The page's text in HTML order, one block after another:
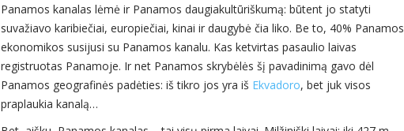
Panamos kanalas lėmė ir Panamos daugiakultūriškumą: būtent jo statyti
suvažiavo karibiečiai, europiečiai, kinai ir daugybė čia liko. Be to, 40% Panamos
ekonomikos susijusi su Panamos kanalu. Kas ketvirtas pasaulio laivas
registruotas Panamoje. Ir net Panamos skrybėlės šį pavadinimą gavo dėl
Panamos geografinės padėties: iš tikro jos yra iš Ekvadoro, bet juk visos
praplaukia kanalą…